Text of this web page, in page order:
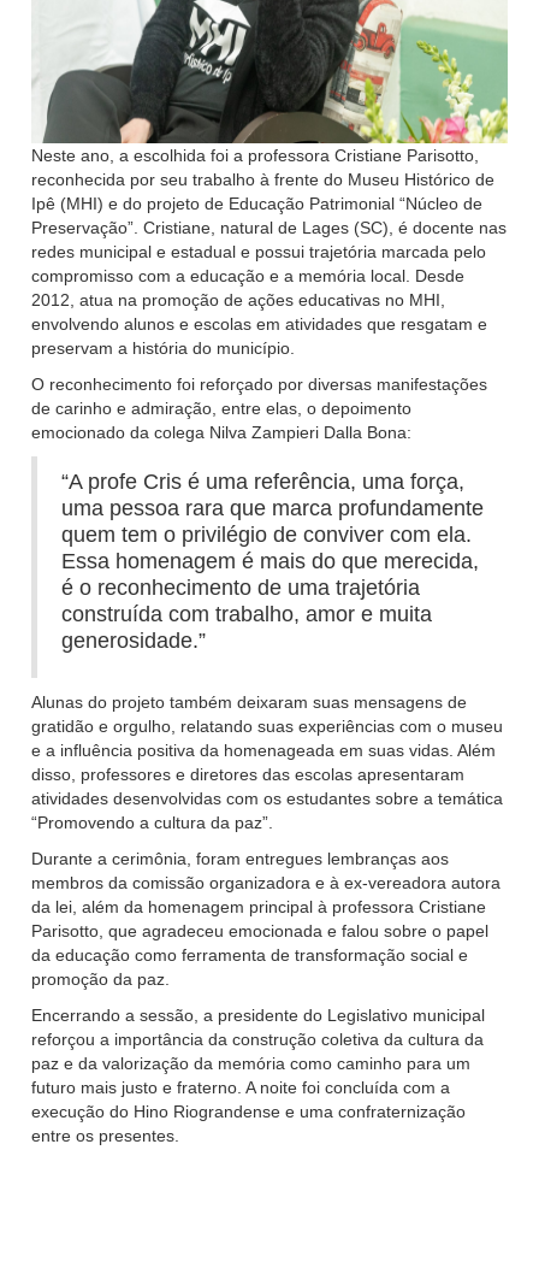
Neste ano, a escolhida foi a professora Cristiane Parisotto,
reconhecida por seu trabalho à frente do Museu Histórico de
Ipê (MHI) e do projeto de Educação Patrimonial “Núcleo de
Preservação”. Cristiane, natural de Lages (SC), é docente nas
redes municipal e estadual e possui trajetória marcada pelo
compromisso com a educação e a memória local. Desde
2012, atua na promoção de ações educativas no MHI,
envolvendo alunos e escolas em atividades que resgatam e
preservam a história do município.
O reconhecimento foi reforçado por diversas manifestações
de carinho e admiração, entre elas, o depoimento
emocionado da colega Nilva Zampieri Dalla Bona:
“A profe Cris é uma referência, uma força,
uma pessoa rara que marca profundamente
quem tem o privilégio de conviver com ela.
Essa homenagem é mais do que merecida,
é o reconhecimento de uma trajetória
construída com trabalho, amor e muita
generosidade.”
Alunas do projeto também deixaram suas mensagens de
gratidão e orgulho, relatando suas experiências com o museu
e a influência positiva da homenageada em suas vidas. Além
disso, professores e diretores das escolas apresentaram
atividades desenvolvidas com os estudantes sobre a temática
“Promovendo a cultura da paz”.
Durante a cerimônia, foram entregues lembranças aos
membros da comissão organizadora e à ex-vereadora autora
da lei, além da homenagem principal à professora Cristiane
Parisotto, que agradeceu emocionada e falou sobre o papel
da educação como ferramenta de transformação social e
promoção da paz.
Encerrando a sessão, a presidente do Legislativo municipal
reforçou a importância da construção coletiva da cultura da
paz e da valorização da memória como caminho para um
futuro mais justo e fraterno. A noite foi concluída com a
execução do Hino Riograndense e uma confraternização
entre os presentes.